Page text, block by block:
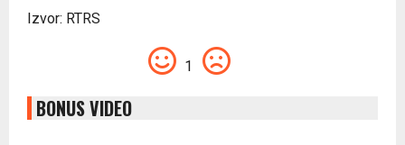
Izvor: RTRS
1
BONUS VIDEO